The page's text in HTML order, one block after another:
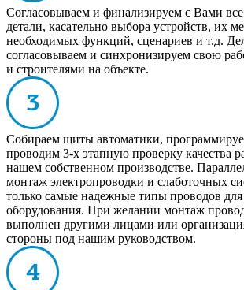
Согласовываем и финализируем с Вами
детали, касательно выбора устройств, их
необходимых функций, сценариев и т.д.
согласовываем и синхронизируем свою
и строителями на объекте.
Собираем щиты автоматики,
проводим 3-х этапную проверку качества
нашем собственном производстве.
монтаж электропроводки и слаботочных
только самые надежные типы проводов для
оборудования. При желании монтаж
выполнен другими лицами или
стороны под нашим руководством.